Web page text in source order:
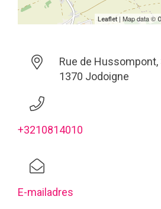
Leaflet| Map data ©
Rue de Hussompont,
1370 Jodoigne
+3210814010
E-mailadres